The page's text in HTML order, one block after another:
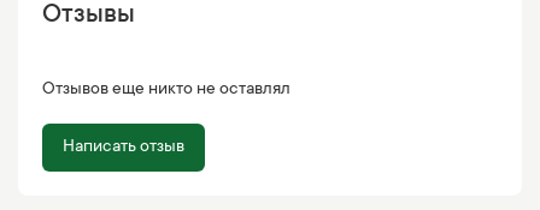
Отзывы
Отзывов еще никто не оставлял
Написать отзыв